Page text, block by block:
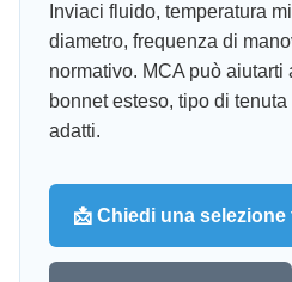
Inviaci fluido, temperatura
diametro, frequenza di
normativo. MCA può
bonnet esteso, tipo di
adatti.
📩 Chiedi una selezione